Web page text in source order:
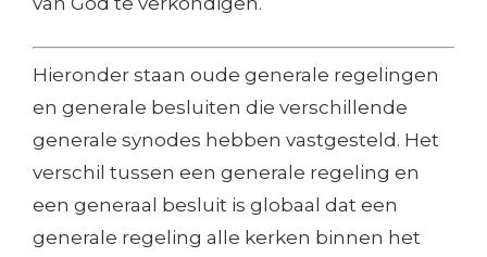
Hieronder staan oude generale regelingen
en generale besluiten die verschillende
generale synodes hebben vastgesteld. Het
verschil tussen een generale regeling en
een generaal besluit is globaal dat een
generale regeling alle kerken binnen het